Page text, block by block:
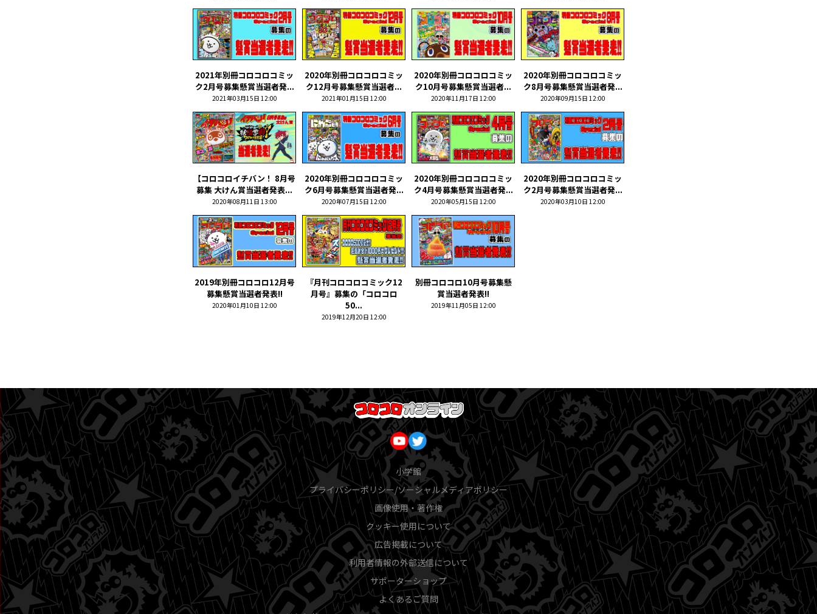
2021年別冊コロコロコミッ
ク2月号募集懸賞当選者発...
2021年03月15日 12:00
2020年別冊コロコロコミッ
ク12月号募集懸賞当選者...
2021年01月15日 12:00
2020年別冊コロコロコミッ
ク10月号募集懸賞当選者...
2020年11月17日 12:00
2020年別冊コロコロコミッ
ク8月号募集懸賞当選者発...
2020年09月15日 12:00
【コロコロイチバン！ 8月号
募集 大けん賞当選者発表...
2020年08月11日 13:00
2020年別冊コロコロコミッ
ク6月号募集懸賞当選者発...
2020年07月15日 12:00
2020年別冊コロコロコミッ
ク4月号募集懸賞当選者発...
2020年05月15日 12:00
2020年別冊コロコロコミッ
ク2月号募集懸賞当選者発...
2020年03月10日 12:00
2019年別冊コロコロ12月号
募集懸賞当選者発表!!
2020年01月10日 12:00
『月刊コロコロコミック12
月号』募集の「コロコロ
50...
2019年12月20日 12:00
別冊コロコロ10月号募集懸
賞当選者発表!!
2019年11月05日 12:00
小学館
プライバシーポリシー/ソーシャルメディアポリシー
画像使用・著作権
クッキー使用について
広告掲載について
利用者情報の外部送信について
サポーターショップ
よくあるご質問